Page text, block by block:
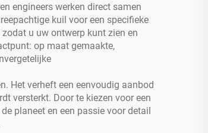
engineers werken direct samen
kuil voor een specifieke
u uw ontwerp kunt zien en
op maat gemaakte,
Het verheft een eenvoudig aanbod
versterkt. Door te kiezen voor een
planeet en een passie voor detail